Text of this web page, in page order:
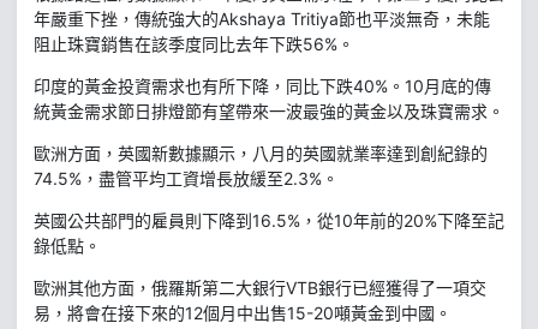
年嚴重下挫，傳統強大的Akshaya Tritiya節也平淡無奇，未能
阻止珠寶銷售在該季度同比去年下跌56%。
印度的黃金投資需求也有所下降，同比下跌40%。10月底的傳
統黃金需求節日排燈節有望帶來一波最強的黃金以及珠寶需求。
歐洲方面，英國新數據顯示，八月的英國就業率達到創紀錄的
74.5%，盡管平均工資增長放緩至2.3%。
英國公共部門的雇員則下降到16.5%，從10年前的20%下降至記
錄低點。
歐洲其他方面，俄羅斯第二大銀行VTB銀行已經獲得了一項交
易，將會在接下來的12個月中出售15-20噸黃金到中國。